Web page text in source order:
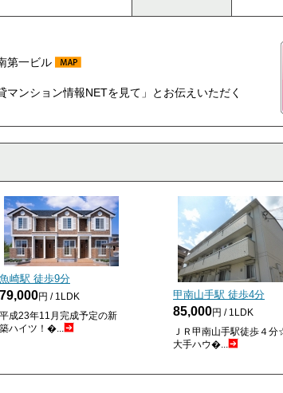
第一ビル
ンション情報NETを見て」とお伝えいただく
魚崎駅 徒歩9分
79,000円 / 1LDK
平成23年11月完成予定の新
築ハイツ！�...
甲南山手駅 徒歩4分
85,000円 / 1LDK
ＪＲ甲南山手駅徒歩４
大手ハウ�...